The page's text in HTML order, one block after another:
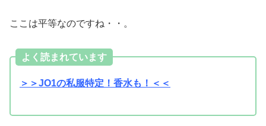
ここは平等なのですね・・。
よく読まれています
＞＞JO1の私服特定！香水も！＜＜